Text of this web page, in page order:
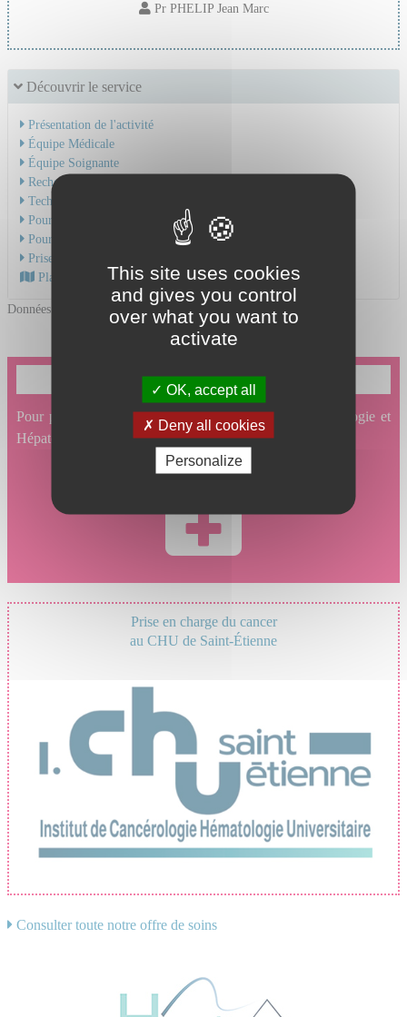
Pr PHELIP Jean Marc
Découvrir le service
Présentation de l'activité
Équipe Médicale
Équipe Soignante
Recherche & Enseignement
Technique et soins
Pour une hospitalisation
Pour une consultation
Prise en charge du cancer
Plan d'accès au CHU
Données mises à jour le 06/11/2025
Je souhaite prendre un rendez-vous en ligne
Pour prendre un rendez-vous en ligne en Gastro-entérologie et
Hépatologie, cliquez ici.
Prise en charge du cancer
au CHU de Saint-Étienne
Consulter toute notre offre de soins
This site uses cookies
and gives you control
over what you want to
activate
OK, accept all
Deny all cookies
Personalize